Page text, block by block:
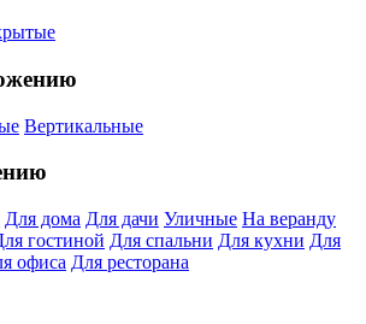
Вертикальные
Для дома Для дачи Уличные На веранду
гостиной Для спальни Для кухни Для
офиса Для ресторана